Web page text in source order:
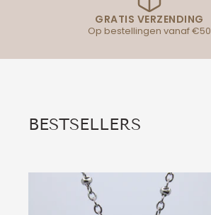
GRATIS VERZENDING
Op bestellingen vanaf €50
BESTSELLERS